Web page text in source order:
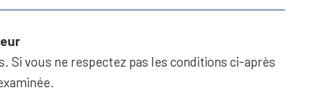
Si vous ne respectez pas les conditions ci-après